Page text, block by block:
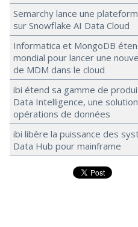
Semarchy lance une
sur Snowflake AI Data Cloud
Informatica et MongoDB
mondial pour lancer une
de MDM dans le cloud
ibi étend sa gamme de
Data Intelligence, une
opérations de données
ibi libère la puissance des
Data Hub pour mainframe